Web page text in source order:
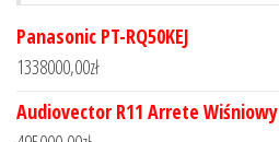
Panasonic PT-RQ50KEJ
1338000,00zł
Audiovector R11 Arrete Wiśniowy